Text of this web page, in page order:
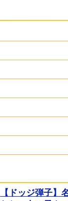
【ドッジ弾子】